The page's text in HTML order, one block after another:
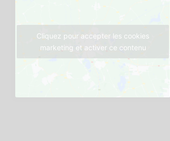
Cliquez pour accepter les cookies
marketing et activer ce contenu